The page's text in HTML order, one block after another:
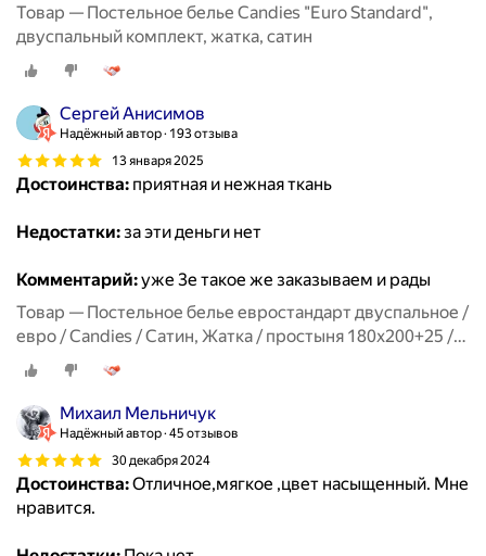
Товар — Постельное белье Candies "Euro Standard",
двуспальный комплект, жатка, сатин
Сергей Анисимов
Надёжный автор 193 отзыва
13 января 2025
Достоинства: приятная и нежная ткань
Недостатки:за эти деньги нет
Комментарий:уже 3е такое же заказываем и рады
Товар — Постельное белье евростандарт двуспальное /
евро / Candies / Сатин, Жатка / простыня 180x200+25 /
пододеяльник 200x220 / 4 Наволочки 50x70-2, 70x70-2
Михаил Мельничук
Надёжный автор 45 отзывов
30 декабря 2024
Достоинства:Отличное,мягкое ,цвет насыщенный. Мне
нравится.